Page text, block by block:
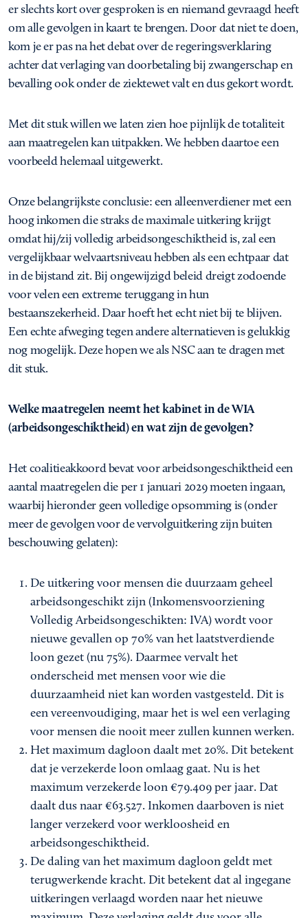
er slechts kort over gesproken is en niemand gevraagd heeft
om alle gevolgen in kaart te brengen. Door dat niet te doen,
kom je er pas na het debat over de regeringsverklaring
achter dat verlaging van doorbetaling bij zwangerschap en
bevalling ook onder de ziektewet valt en dus gekort wordt.
Met dit stuk willen we laten zien hoe pijnlijk de totaliteit
aan maatregelen kan uitpakken. We hebben daartoe een
voorbeeld helemaal uitgewerkt.
Onze belangrijkste conclusie: een alleenverdiener met een
hoog inkomen die straks de maximale uitkering krijgt
omdat hij/zij volledig arbeidsongeschiktheid is, zal een
vergelijkbaar welvaartsniveau hebben als een echtpaar dat
in de bijstand zit. Bij ongewijzigd beleid dreigt zodoende
voor velen een extreme teruggang in hun
bestaanszekerheid. Daar hoeft het echt niet bij te blijven.
Een echte afweging tegen andere alternatieven is gelukkig
nog mogelijk. Deze hopen we als NSC aan te dragen met
dit stuk.
Welke maatregelen neemt het kabinet in de WIA
(arbeidsongeschiktheid) en wat zijn de gevolgen?
Het coalitieakkoord bevat voor arbeidsongeschiktheid een
aantal maatregelen die per 1 januari 2029 moeten ingaan,
waarbij hieronder geen volledige opsomming is (onder
meer de gevolgen voor de vervolguitkering zijn buiten
beschouwing gelaten):
De uitkering voor mensen die duurzaam geheel
arbeidsongeschikt zijn (Inkomensvoorziening
Volledig Arbeidsongeschikten: IVA) wordt voor
nieuwe gevallen op 70% van het laatstverdiende
loon gezet (nu 75%). Daarmee vervalt het
onderscheid met mensen voor wie die
duurzaamheid niet kan worden vastgesteld. Dit is
een vereenvoudiging, maar het is wel een verlaging
voor mensen die nooit meer zullen kunnen werken.
Het maximum dagloon daalt met 20%. Dit betekent
dat je verzekerde loon omlaag gaat. Nu is het
maximum verzekerde loon €79.409 per jaar. Dat
daalt dus naar €63.527. Inkomen daarboven is niet
langer verzekerd voor werkloosheid en
arbeidsongeschiktheid.
De daling van het maximum dagloon geldt met
terugwerkende kracht. Dit betekent dat al ingegane
uitkeringen verlaagd worden naar het nieuwe